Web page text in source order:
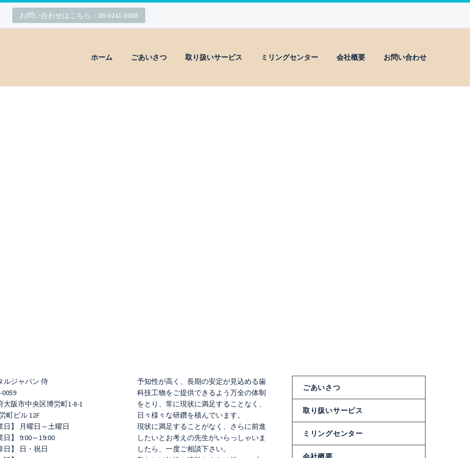
お問い合わせはこちら：06-6241-8008
ホーム ごあいさつ 取り扱いサービス ミリングセンター 会社概要 お問い合わせ
ルジャパン 侍
0059
大阪市中央区博労町1-8-1
町ビル 12F
日】 月曜日～土曜日
日】 9:00～19:00
日】 日・祝日
予知性が高く、長期の安定が見込める歯
科技工物をご提供できるよう万全の体制
をとり、常に現状に満足することなく、
日々様々な研鑽を積んでいます。
現状に満足することがなく、さらに前進
したいとお考えの先生がいらっしゃいま
したら、一度ご相談下さい。
ごあいさつ
取り扱いサービス
ミリングセンター